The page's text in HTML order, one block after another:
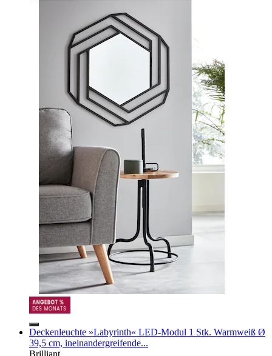
Deckenleuchte »Labyrinth« LED-Modul 1 Stk. Warmweiß Ø
39,5 cm, ineinandergreifende...
Brilliant